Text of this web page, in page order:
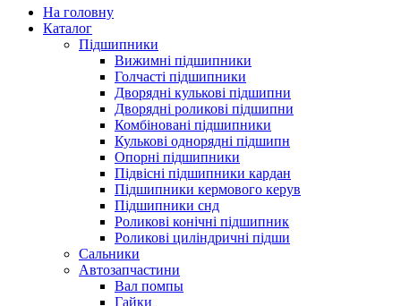
На головну
Каталог
Підшипники
Вижимні підшипники
Голчасті підшипники
Дворядні кулькові підшипни
Дворядні роликові підшипни
Комбіновані підшипники
Кулькові однорядні підшипн
Опорні підшипники
Підвісні підшипники кардан
Підшипники кермового керув
Підшипники снд
Роликові конічні підшипник
Роликові циліндричні підши
Сальники
Автозапчастини
Вал помпы
Гайки